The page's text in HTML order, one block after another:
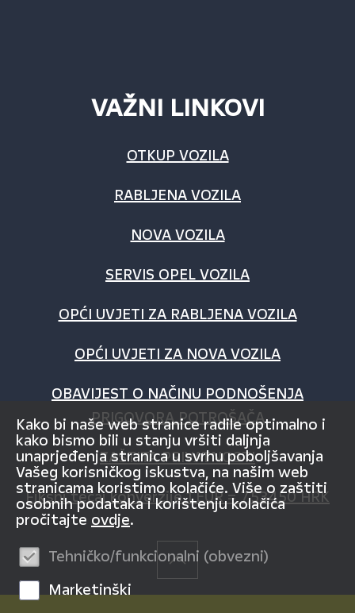
VAŽNI LINKOVI
OTKUP VOZILA
RABLJENA VOZILA
NOVA VOZILA
SERVIS OPEL VOZILA
OPĆI UVJETI ZA RABLJENA VOZILA
OPĆI UVJETI ZA NOVA VOZILA
OBAVIJEST O NAČINU PODNOŠENJA
PRIGOVORA POTROŠAČA
ZAŠTITA PRIVATNOSTI
Fiksni tečaj konverzije 1 EUR = 7,53450 HRK
Kako bi naše web stranice radile optimalno i
kako bismo bili u stanju vršiti daljnja
unaprjeđenja stranica u svrhu poboljšavanja
Vašeg korisničkog iskustva, na našim web
stranicama koristimo kolačiće. Više o zaštiti
osobnih podataka i korištenju kolačića
pročitajte ovdje.
Tehničko/funkcionalni (obvezni)
Marketinški